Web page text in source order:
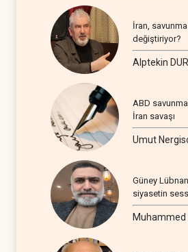
İran,
değiştiriyor?
Alptekin
ABD
İran savaşı
Umut
Güney
siyasetin
Muhammed